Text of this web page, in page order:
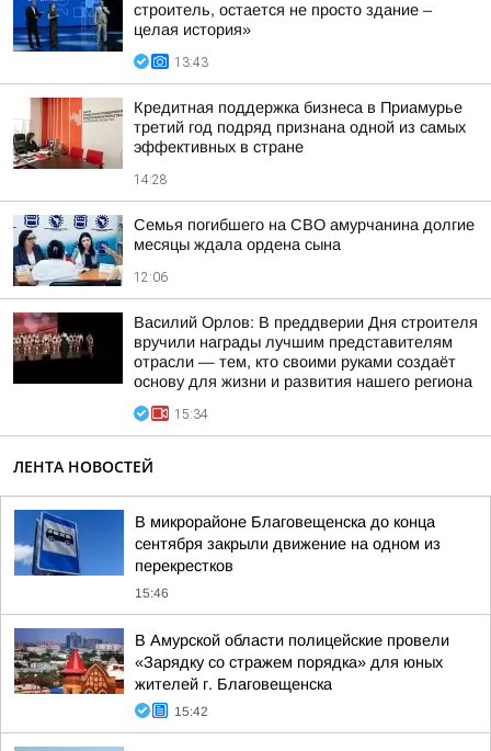
строитель, остается не просто здание –
целая история»
13:43
Кредитная поддержка бизнеса в Приамурье
третий год подряд признана одной из самых
эффективных в стране
14:28
Семья погибшего на СВО амурчанина долгие
месяцы ждала ордена сына
12:06
Василий Орлов: В преддверии Дня строителя
вручили награды лучшим представителям
отрасли — тем, кто своими руками создаёт
основу для жизни и развития нашего региона
15:34
ЛЕНТА НОВОСТЕЙ
В микрорайоне Благовещенска до конца
сентября закрыли движение на одном из
перекрестков
15:46
В Амурской области полицейские провели
«Зарядку со стражем порядка» для юных
жителей г. Благовещенска
15:42